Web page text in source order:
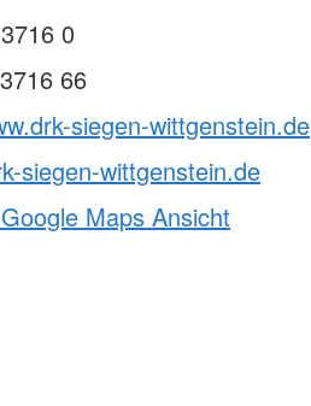
0
66
siegen-wittgenstein.de
siegen-wittgenstein.de
Maps Ansicht